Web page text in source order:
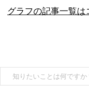
グラフの記事一覧は